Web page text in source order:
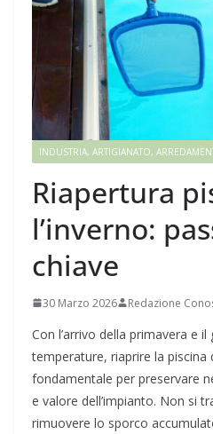
INDUSTRIA, ARTIGIANATO,
Riapertura
l’inverno:
chiave
30 Marzo 2026 Redazione
Con l’arrivo della primavera e
temperature, riaprire la piscina
fondamentale per preservare
e valore dell’impianto. Non si
rimuovere lo sporco